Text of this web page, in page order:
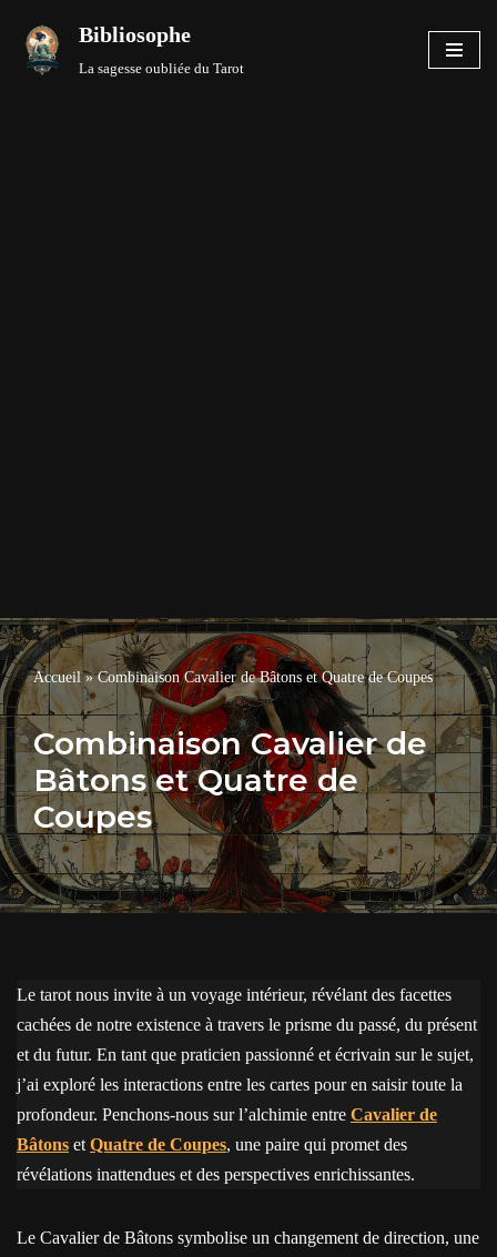
Aller
Bibliosophe
La sagesse oubliée du Tarot
Accueil»Combinaison Cavalier de Bâtons et Quatre de Coupes
Combinaison Cavalier de
Bâtons et Quatre de
Coupes
Le tarot nous invite à un voyage intérieur, révélant des facettes
cachées de notre existence à travers le prisme du passé, du présent
et du futur. En tant que praticien passionné et écrivain sur le sujet,
j’ai exploré les interactions entre les cartes pour en saisir toute la
profondeur. Penchons-nous sur l’alchimie entre Cavalier de
Bâtons et Quatre de Coupes, une paire qui promet des
révélations inattendues et des perspectives enrichissantes.
Le Cavalier de Bâtons symbolise un changement de direction, une